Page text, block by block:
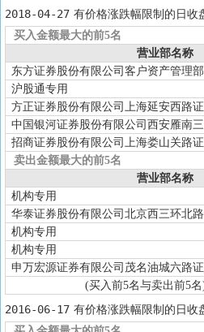
2018-04-27 有价格涨跌幅限制的日收
买入金额最大的前5名
营业部名称
东方证券股份有限公司客户资产管理部
沪股通专用
方正证券股份有限公司上海延安西路
中国银河证券股份有限公司西安雁南
招商证券股份有限公司上海娄山关路
卖出金额最大的前5名
营业部名称
机构专用
华泰证券股份有限公司北京西三环北
机构专用
机构专用
申万宏源证券有限公司茂名油城六路
(买入前5名与卖出前5名
2016-06-17 有价格涨跌幅限制的日收